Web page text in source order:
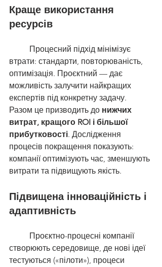
Краще використання
ресурсів
втрати: стандарти, повторюваність,
оптимізація. Проєктний — дає
можливість залучити найкращих
експертів під конкретну задачу.
Разом це призводить до нижчих
витрат, кращого ROI і більшої
прибутковості. Дослідження
процесів покращення показують:
компанії оптимізують час, зменшують
витрати та підвищують якість.
Підвищена інноваційність і
адаптивність
створюють середовище, де нові ідеї
тестуються («пілоти»), процеси